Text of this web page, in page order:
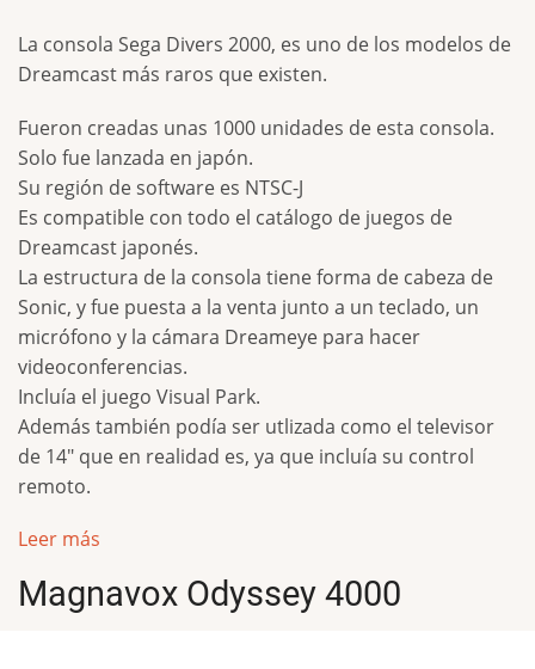
La consola Sega Divers 2000, es uno de los modelos de
Dreamcast más raros que existen.
Fueron creadas unas 1000 unidades de esta consola.
Solo fue lanzada en japón.
Su región de software es NTSC-J
Es compatible con todo el catálogo de juegos de
Dreamcast japonés.
La estructura de la consola tiene forma de cabeza de
Sonic, y fue puesta a la venta junto a un teclado, un
micrófono y la cámara Dreameye para hacer
videoconferencias.
Incluía el juego Visual Park.
Además también podía ser utlizada como el televisor
de 14" que en realidad es, ya que incluía su control
remoto.
Leer más
Magnavox Odyssey 4000